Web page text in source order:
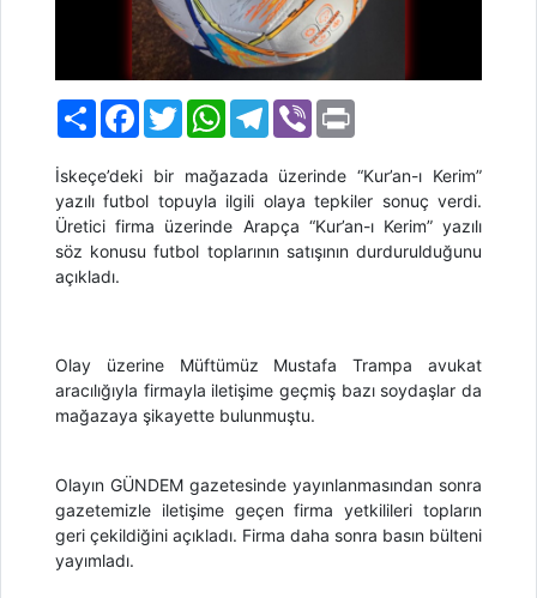
PaylaşFacebook
TwitterWhatsAppTelegram
Viber
İskeçe’deki bir mağazada üzerinde “Kur’an-ı Kerim”
yazılı futbol topuyla ilgili olaya tepkiler sonuç verdi.
Üretici firma üzerinde Arapça “Kur’an-ı Kerim” yazılı
söz konusu futbol toplarının satışının durdurulduğunu
açıkladı.
Olay üzerine Müftümüz Mustafa Trampa avukat
aracılığıyla firmayla iletişime geçmiş bazı soydaşlar da
mağazaya şikayette bulunmuştu.
Olayın GÜNDEM gazetesinde yayınlanmasından sonra
gazetemizle iletişime geçen firma yetkilileri topların
geri çekildiğini açıkladı. Firma daha sonra basın bülteni
yayımladı.